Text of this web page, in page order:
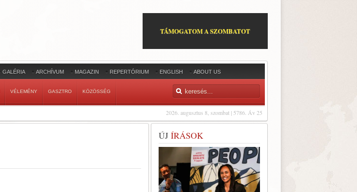
TÁMOGATOM A SZOMBATOT
GALÉRIA ARCHÍVUM MAGAZIN REPERTÓRIUM ENGLISH ABOUT US
VÉLEMÉNY GASZTRO KÖZÖSSÉG
2026. augusztus 8, szombat | 5786. Áv 25
ÚJ ÍRÁSOK